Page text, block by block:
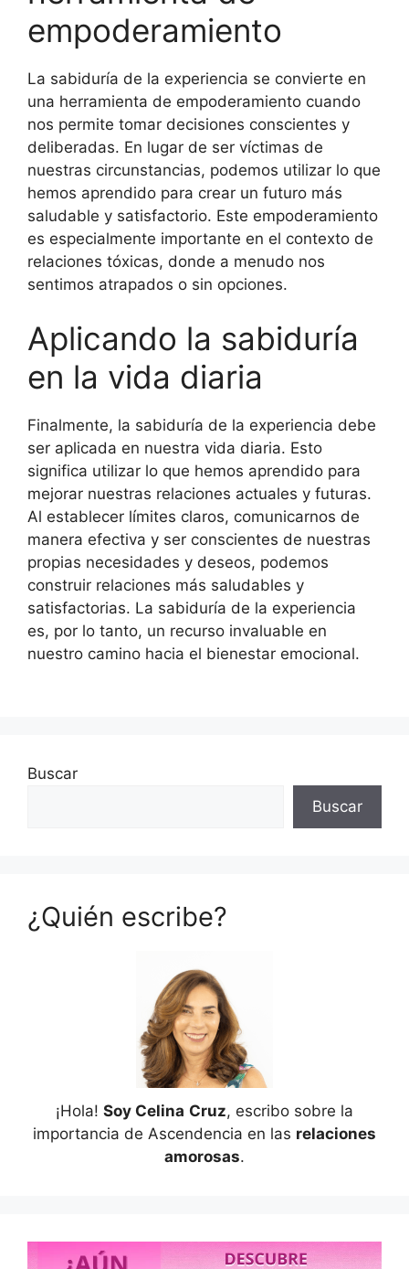
empoderamiento
La sabiduría de la experiencia se convierte en
una herramienta de empoderamiento cuando
nos permite tomar decisiones conscientes y
deliberadas. En lugar de ser víctimas de
nuestras circunstancias, podemos utilizar lo que
hemos aprendido para crear un futuro más
saludable y satisfactorio. Este empoderamiento
es especialmente importante en el contexto de
relaciones tóxicas, donde a menudo nos
sentimos atrapados o sin opciones.
Aplicando la sabiduría
en la vida diaria
Finalmente, la sabiduría de la experiencia debe
ser aplicada en nuestra vida diaria. Esto
significa utilizar lo que hemos aprendido para
mejorar nuestras relaciones actuales y futuras.
Al establecer límites claros, comunicarnos de
manera efectiva y ser conscientes de nuestras
propias necesidades y deseos, podemos
construir relaciones más saludables y
satisfactorias. La sabiduría de la experiencia
es, por lo tanto, un recurso invaluable en
nuestro camino hacia el bienestar emocional.
Buscar
Buscar
¿Quién escribe?
¡Hola! Soy Celina Cruz, escribo sobre la
importancia de Ascendencia en las relaciones
amorosas.